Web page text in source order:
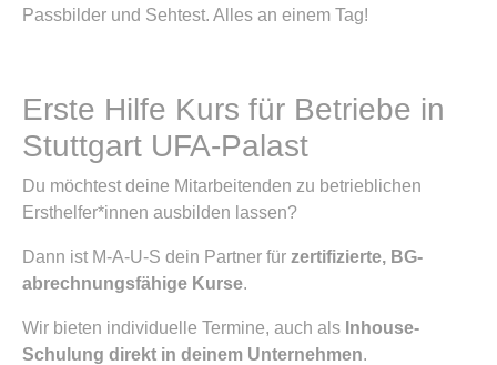
Passbilder und Sehtest. Alles an einem Tag!
Erste Hilfe Kurs für Betriebe in
Stuttgart UFA-Palast
Du möchtest deine Mitarbeitenden zu betrieblichen
Ersthelfer*innen ausbilden lassen?
Dann ist M-A-U-S dein Partner für zertifizierte, BG-
abrechnungsfähige Kurse.
Wir bieten individuelle Termine, auch als Inhouse-
Schulung direkt in deinem Unternehmen.